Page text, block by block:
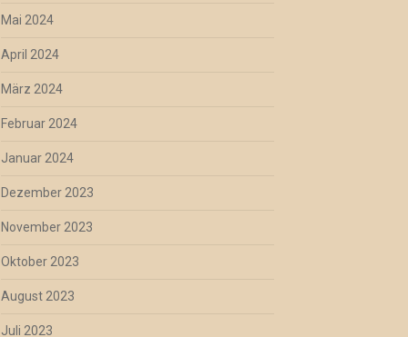
Mai 2024
April 2024
März 2024
Februar 2024
Januar 2024
Dezember 2023
November 2023
Oktober 2023
August 2023
Juli 2023